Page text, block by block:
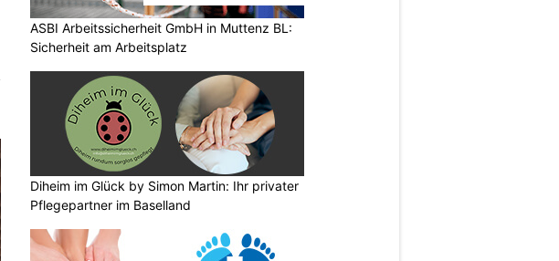
ASBI Arbeitssicherheit GmbH in Muttenz BL:
Sicherheit am Arbeitsplatz
Diheim im Glück by Simon Martin: Ihr privater
Pflegepartner im Baselland